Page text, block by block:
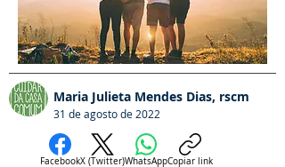
Maria Julieta Mendes Dias, rscm
31 de agosto de 2022
FacebookX (Twitter)WhatsAppCopiar link